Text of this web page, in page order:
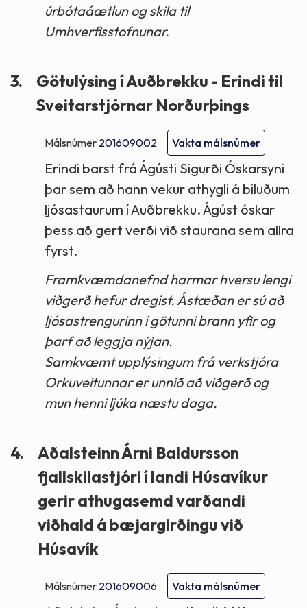
úrbótaáætlun og skila til
Umhverfisstofnunar.
3.
Götulýsing í Auðbrekku - Erindi til
Sveitarstjórnar Norðurþings
Málsnúmer 201609002 Vakta málsnúmer
Erindi barst frá Ágústi Sigurði Óskarsyni
þar sem að hann vekur athygli á biluðum
ljósastaurum í Auðbrekku. Ágúst óskar
þess að gert verði við staurana sem allra
fyrst.
Framkvæmdanefnd harmar hversu lengi
viðgerð hefur dregist. Ástæðan er sú að
ljósastrengurinn í götunni brann yfir og
þarf að leggja nýjan.
Samkvæmt upplýsingum frá verkstjóra
Orkuveitunnar er unnið að viðgerð og
mun henni ljúka næstu daga.
4.
Aðalsteinn Árni Baldursson
fjallskilastjóri í landi Húsavíkur
gerir athugasemd varðandi
viðhald á bæjargirðingu við
Húsavík
Málsnúmer 201609006 Vakta málsnúmer